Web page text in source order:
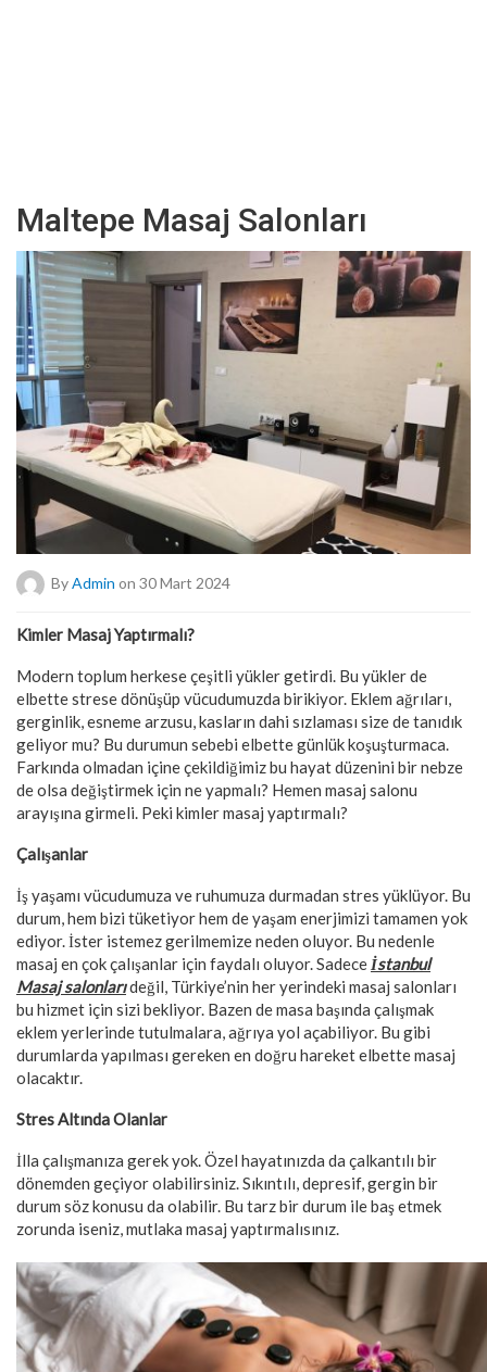
Maltepe Masaj Salonları
By Admin on 30 Mart 2024
Kimler Masaj Yaptırmalı?
Modern toplum herkese çeşitli yükler getirdi. Bu yükler de
elbette strese dönüşüp vücudumuzda birikiyor. Eklem ağrıları,
gerginlik, esneme arzusu, kasların dahi sızlaması size de tanıdık
geliyor mu? Bu durumun sebebi elbette günlük koşuşturmaca.
Farkında olmadan içine çekildiğimiz bu hayat düzenini bir nebze
de olsa değiştirmek için ne yapmalı? Hemen masaj salonu
arayışına girmeli. Peki kimler masaj yaptırmalı?
Çalışanlar
İş yaşamı vücudumuza ve ruhumuza durmadan stres yüklüyor. Bu
durum, hem bizi tüketiyor hem de yaşam enerjimizi tamamen yok
ediyor. İster istemez gerilmemize neden oluyor. Bu nedenle
masaj en çok çalışanlar için faydalı oluyor. Sadece İstanbul
Masaj salonlarıdeğil, Türkiye’nin her yerindeki masaj salonları
bu hizmet için sizi bekliyor. Bazen de masa başında çalışmak
eklem yerlerinde tutulmalara, ağrıya yol açabiliyor. Bu gibi
durumlarda yapılması gereken en doğru hareket elbette masaj
olacaktır.
Stres Altında Olanlar
İlla çalışmanıza gerek yok. Özel hayatınızda da çalkantılı bir
dönemden geçiyor olabilirsiniz. Sıkıntılı, depresif, gergin bir
durum söz konusu da olabilir. Bu tarz bir durum ile baş etmek
zorunda iseniz, mutlaka masaj yaptırmalısınız.